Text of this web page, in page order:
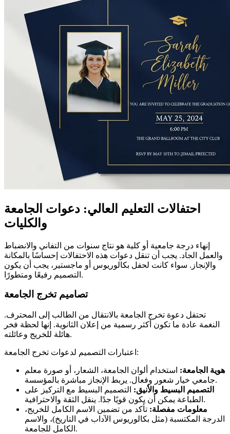
احتفالات التعليم العالي: دعوات الجامعة
والكليات
إنهاء درجة جامعية أو كلية هو نتاج سنوات من التفاني والانضباط
والعمل الجاد. يجب أن تنقل دعوات هذه الاحتفالات إحساسًا بالمكانة
والإنجاز. سواء كانت لحفل بكالوريوس أو ماجستير، يجب أن يكون
التصميم رفيعًا ومتطورًا.
تصاميم تخرج الجامعة
تحتفل دعوة تخرج الجامعة بالانتقال من الطالب إلى المحترف.
النغمة عادة ما تكون أكثر رسمية من إعلان الثانوية. إنها لحظة فخر
هائلة للخريج وعائلته.
اعتبارات التصميم لدعوات تخرج الجامعة:
هوية الجامعة: استخدام ألوان الجامعة، الشعار، أو صورة معلم
جامعي خيار شعور وفعال. يربط الإنجاز مباشرة بالمؤسسة.
التصميم البسيط والأنيق: التصميم البسيط مع التركيز على
الطباعة يمكن أن يكون قويًا جدًا. ينقل الثقة والاحترافية.
معلومات مفصلة: تأكد من تضمين الاسم الكامل للخريج،
الدرجة المكتسبة (مثل بكالوريوس الآداب في التاريخ)، والاسم
الكامل للجامعة.